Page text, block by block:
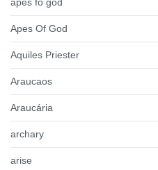
Apes Of God
Aquiles Priester
Araucaos
Araucária
archary
arise